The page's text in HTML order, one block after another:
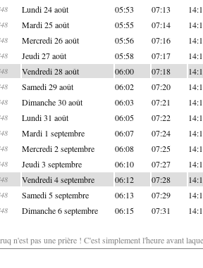
Lundi 24 août 05:53 07:13
Mardi 25 août 05:55 07:14
Mercredi 26 août 05:56 07:16
Jeudi 27 août 05:58 07:17
Vendredi 28 août 06:00 07:18
Samedi 29 août 06:02 07:20
Dimanche 30 août 06:03 07:21
Lundi 31 août 06:05 07:22
Mardi 1 septembre 06:07 07:24
Mercredi 2 septembre 06:08 07:25
Jeudi 3 septembre 06:10 07:27
Vendredi 4 septembre 06:12 07:28
Samedi 5 septembre 06:13 07:29
Dimanche 6 septembre 06:15 07:31
n'est pas une prière ! C'est simplement l'heure avant